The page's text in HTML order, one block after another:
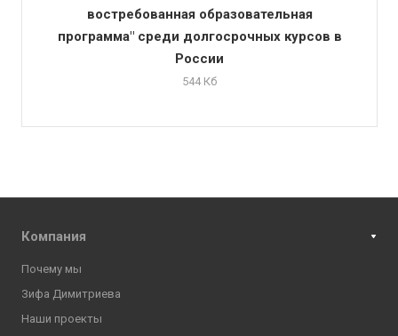
востребованная образовательная
программа" среди долгосрочных курсов в
России
544 Кб
Компания
Почему мы
Зифа Димитриева
Наши проекты